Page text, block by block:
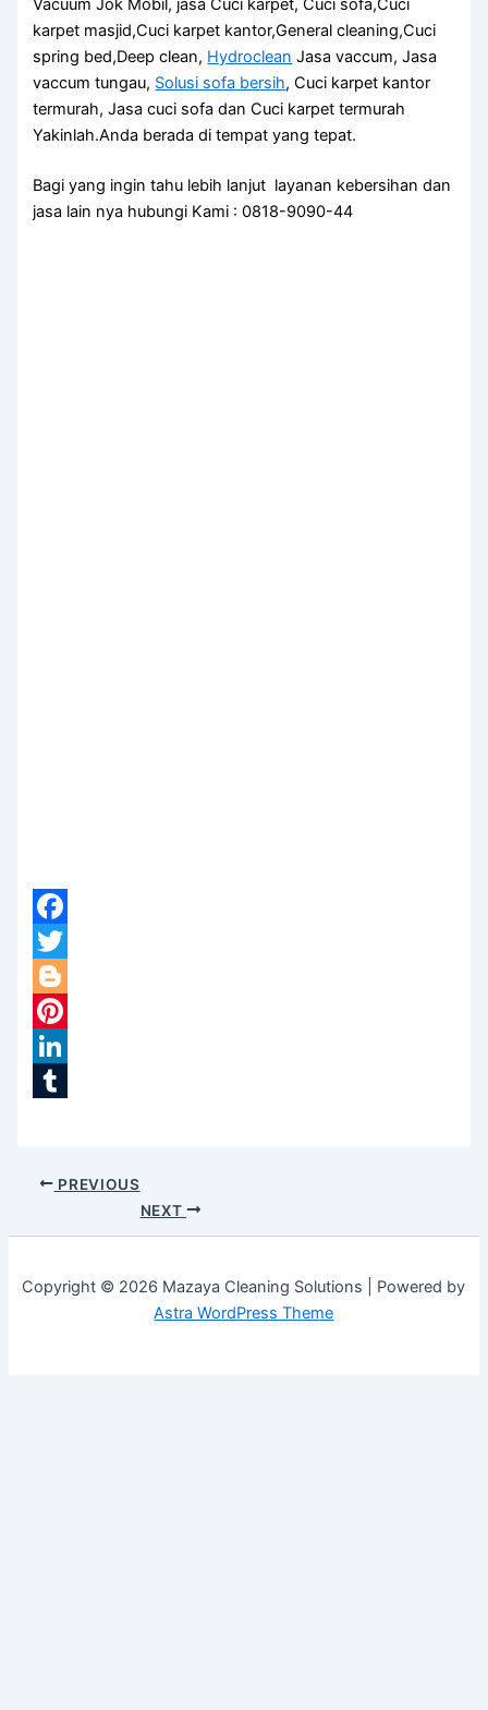
Vacuum Jok Mobil, jasa Cuci karpet, Cuci sofa,Cuci
karpet masjid,Cuci karpet kantor,General cleaning,Cuci
spring bed,Deep clean, Hydroclean Jasa vaccum, Jasa
vaccum tungau, Solusi sofa bersih, Cuci karpet kantor
termurah, Jasa cuci sofa dan Cuci karpet termurah
Yakinlah.Anda berada di tempat yang tepat.
Bagi yang ingin tahu lebih lanjut layanan kebersihan dan
jasa lain nya hubungi Kami : 0818-9090-44
Facebook
Twitter
Blogger
Pinterest
LinkedIn
PREVIOUS
NEXT
Copyright © 2026 Mazaya Cleaning Solutions | Powered by
Astra WordPress Theme